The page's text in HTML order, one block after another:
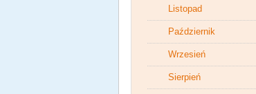
Listopad
Październik
Wrzesień
Sierpień